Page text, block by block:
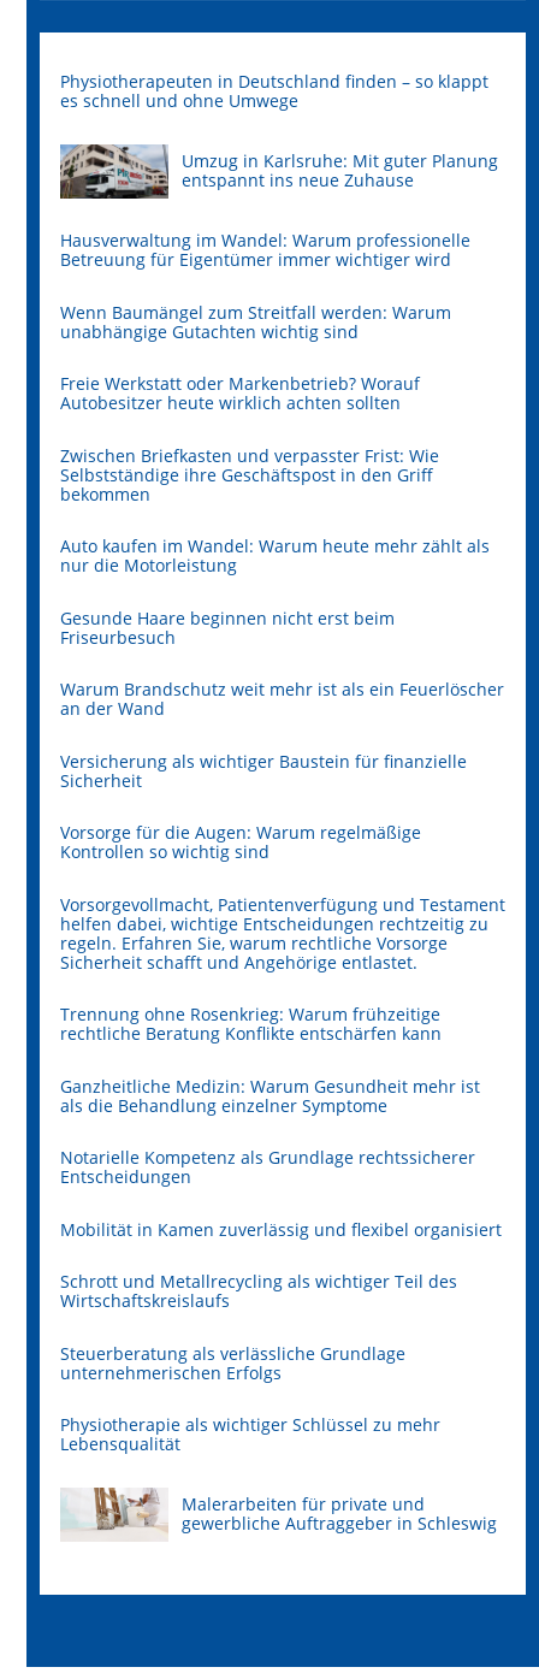
Physiotherapeuten in Deutschland finden – so klappt
es schnell und ohne Umwege
Umzug in Karlsruhe: Mit guter Planung
entspannt ins neue Zuhause
Hausverwaltung im Wandel: Warum professionelle
Betreuung für Eigentümer immer wichtiger wird
Wenn Baumängel zum Streitfall werden: Warum
unabhängige Gutachten wichtig sind
Freie Werkstatt oder Markenbetrieb? Worauf
Autobesitzer heute wirklich achten sollten
Zwischen Briefkasten und verpasster Frist: Wie
Selbstständige ihre Geschäftspost in den Griff
bekommen
Auto kaufen im Wandel: Warum heute mehr zählt als
nur die Motorleistung
Gesunde Haare beginnen nicht erst beim
Friseurbesuch
Warum Brandschutz weit mehr ist als ein Feuerlöscher
an der Wand
Versicherung als wichtiger Baustein für finanzielle
Sicherheit
Vorsorge für die Augen: Warum regelmäßige
Kontrollen so wichtig sind
Vorsorgevollmacht, Patientenverfügung und Testament
helfen dabei, wichtige Entscheidungen rechtzeitig zu
regeln. Erfahren Sie, warum rechtliche Vorsorge
Sicherheit schafft und Angehörige entlastet.
Trennung ohne Rosenkrieg: Warum frühzeitige
rechtliche Beratung Konflikte entschärfen kann
Ganzheitliche Medizin: Warum Gesundheit mehr ist
als die Behandlung einzelner Symptome
Notarielle Kompetenz als Grundlage rechtssicherer
Entscheidungen
Mobilität in Kamen zuverlässig und flexibel organisiert
Schrott und Metallrecycling als wichtiger Teil des
Wirtschaftskreislaufs
Steuerberatung als verlässliche Grundlage
unternehmerischen Erfolgs
Physiotherapie als wichtiger Schlüssel zu mehr
Lebensqualität
Malerarbeiten für private und
gewerbliche Auftraggeber in Schleswig